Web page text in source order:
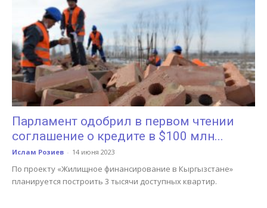
Новости
Кыргызстана
Парламент одобрил в первом чтении
соглашение о кредите в $100 млн...
Ислам Розиев - 14 июня 2023
По проекту «Жилищное финансирование в Кыргызстане»
планируется построить 3 тысячи доступных квартир.